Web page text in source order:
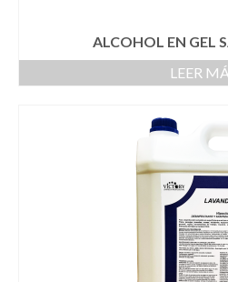
ALCOHOL EN GEL
LEER